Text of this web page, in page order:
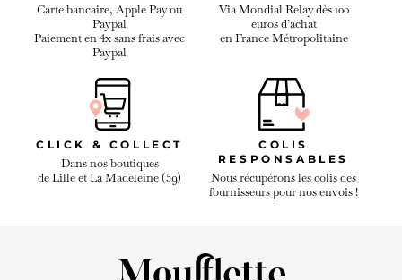
Carte bancaire, Apple Pay ou
Paypal
Paiement en 4x sans frais avec
Paypal
Via Mondial Relay dès 100
euros d’achat
en France Métropolitaine
CLICK & COLLECT
Dans nos boutiques
de Lille et La Madeleine (59)
COLIS
RESPONSABLES
Nous récupérons les colis des
fournisseurs pour nos envois !